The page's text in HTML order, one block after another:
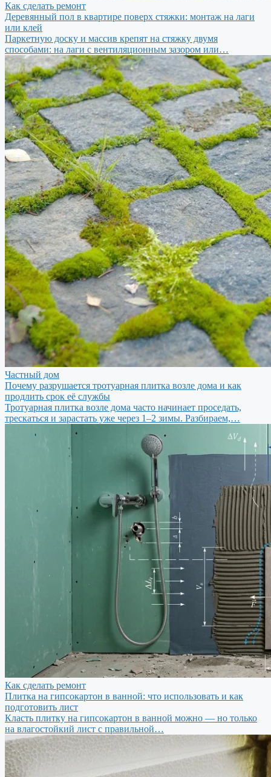
Как сделать ремонт
Деревянный пол в квартире поверх стяжки: монтаж на лаги
или клей
Паркетную доску и массив крепят на стяжку двумя
способами: на лаги с вентиляционным зазором или…
Частный дом
Почему разрушается тротуарная плитка возле дома и как
продлить срок её службы
Тротуарная плитка возле дома часто начинает проседать,
трескаться и зарастать уже через 1–2 зимы. Разбираем,…
Как сделать ремонт
Плитка на гипсокартон в ванной: что использовать и как
подготовить лист
Класть плитку на гипсокартон в ванной можно — но только
на влагостойкий лист с правильной…